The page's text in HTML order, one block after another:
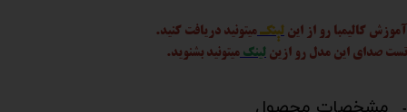
آموزش کالیمبا رو از اینلینکمیتونید دریافت کنید.
تست صدای این مدل رو ازینلینکمیتونید بشنوید.